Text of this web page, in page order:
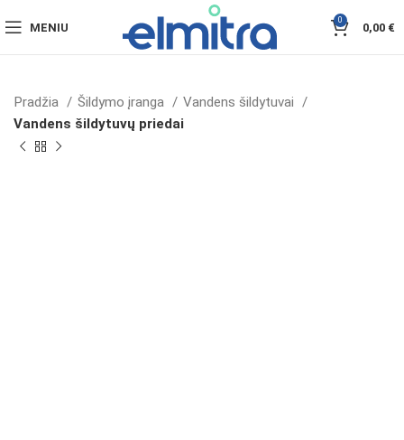
MENIU
0
0,00 €
Pradžia Šildymo įranga
Vandens šildytuvai
Vandens šildytuvų priedai